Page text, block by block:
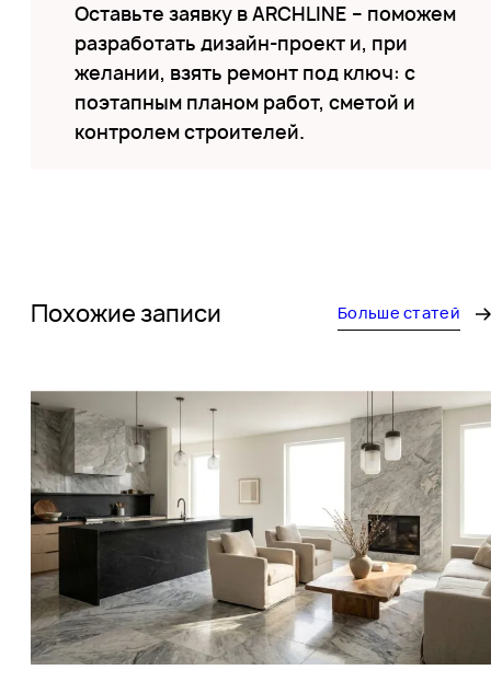
Оставьте заявку в ARCHLINE – поможем
разработать дизайн-проект и, при
желании, взять ремонт под ключ: с
поэтапным планом работ, сметой и
контролем строителей.
Похожие записи Больше статей